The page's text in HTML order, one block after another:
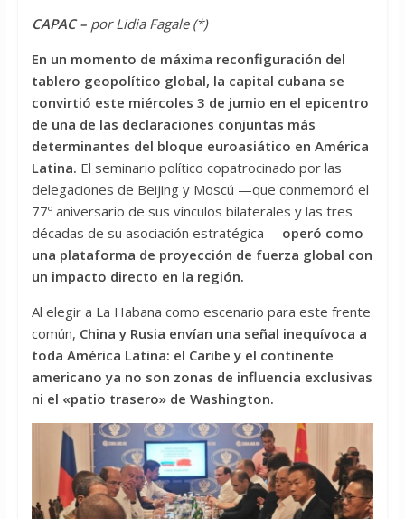
CAPAC – por Lidia Fagale (*)
En un momento de máxima reconfiguración del
tablero geopolítico global, la capital cubana se
convirtió este miércoles 3 de jumio en el epicentro
de una de las declaraciones conjuntas más
determinantes del bloque euroasiático en América
Latina. El seminario político copatrocinado por las
delegaciones de Beijing y Moscú —que conmemoró el
77º aniversario de sus vínculos bilaterales y las tres
décadas de su asociación estratégica— operó como
una plataforma de proyección de fuerza global con
un impacto directo en la región.
Al elegir a La Habana como escenario para este frente
común, China y Rusia envían una señal inequívoca a
toda América Latina: el Caribe y el continente
americano ya no son zonas de influencia exclusivas
ni el «patio trasero» de Washington.